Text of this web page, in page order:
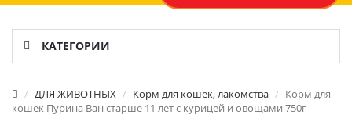
КАТЕГОРИИ
ДЛЯ ЖИВОТНЫХ Корм для кошек, лакомства
Корм для
кошек Пурина Ван старше 11 лет с курицей и овощами 750г